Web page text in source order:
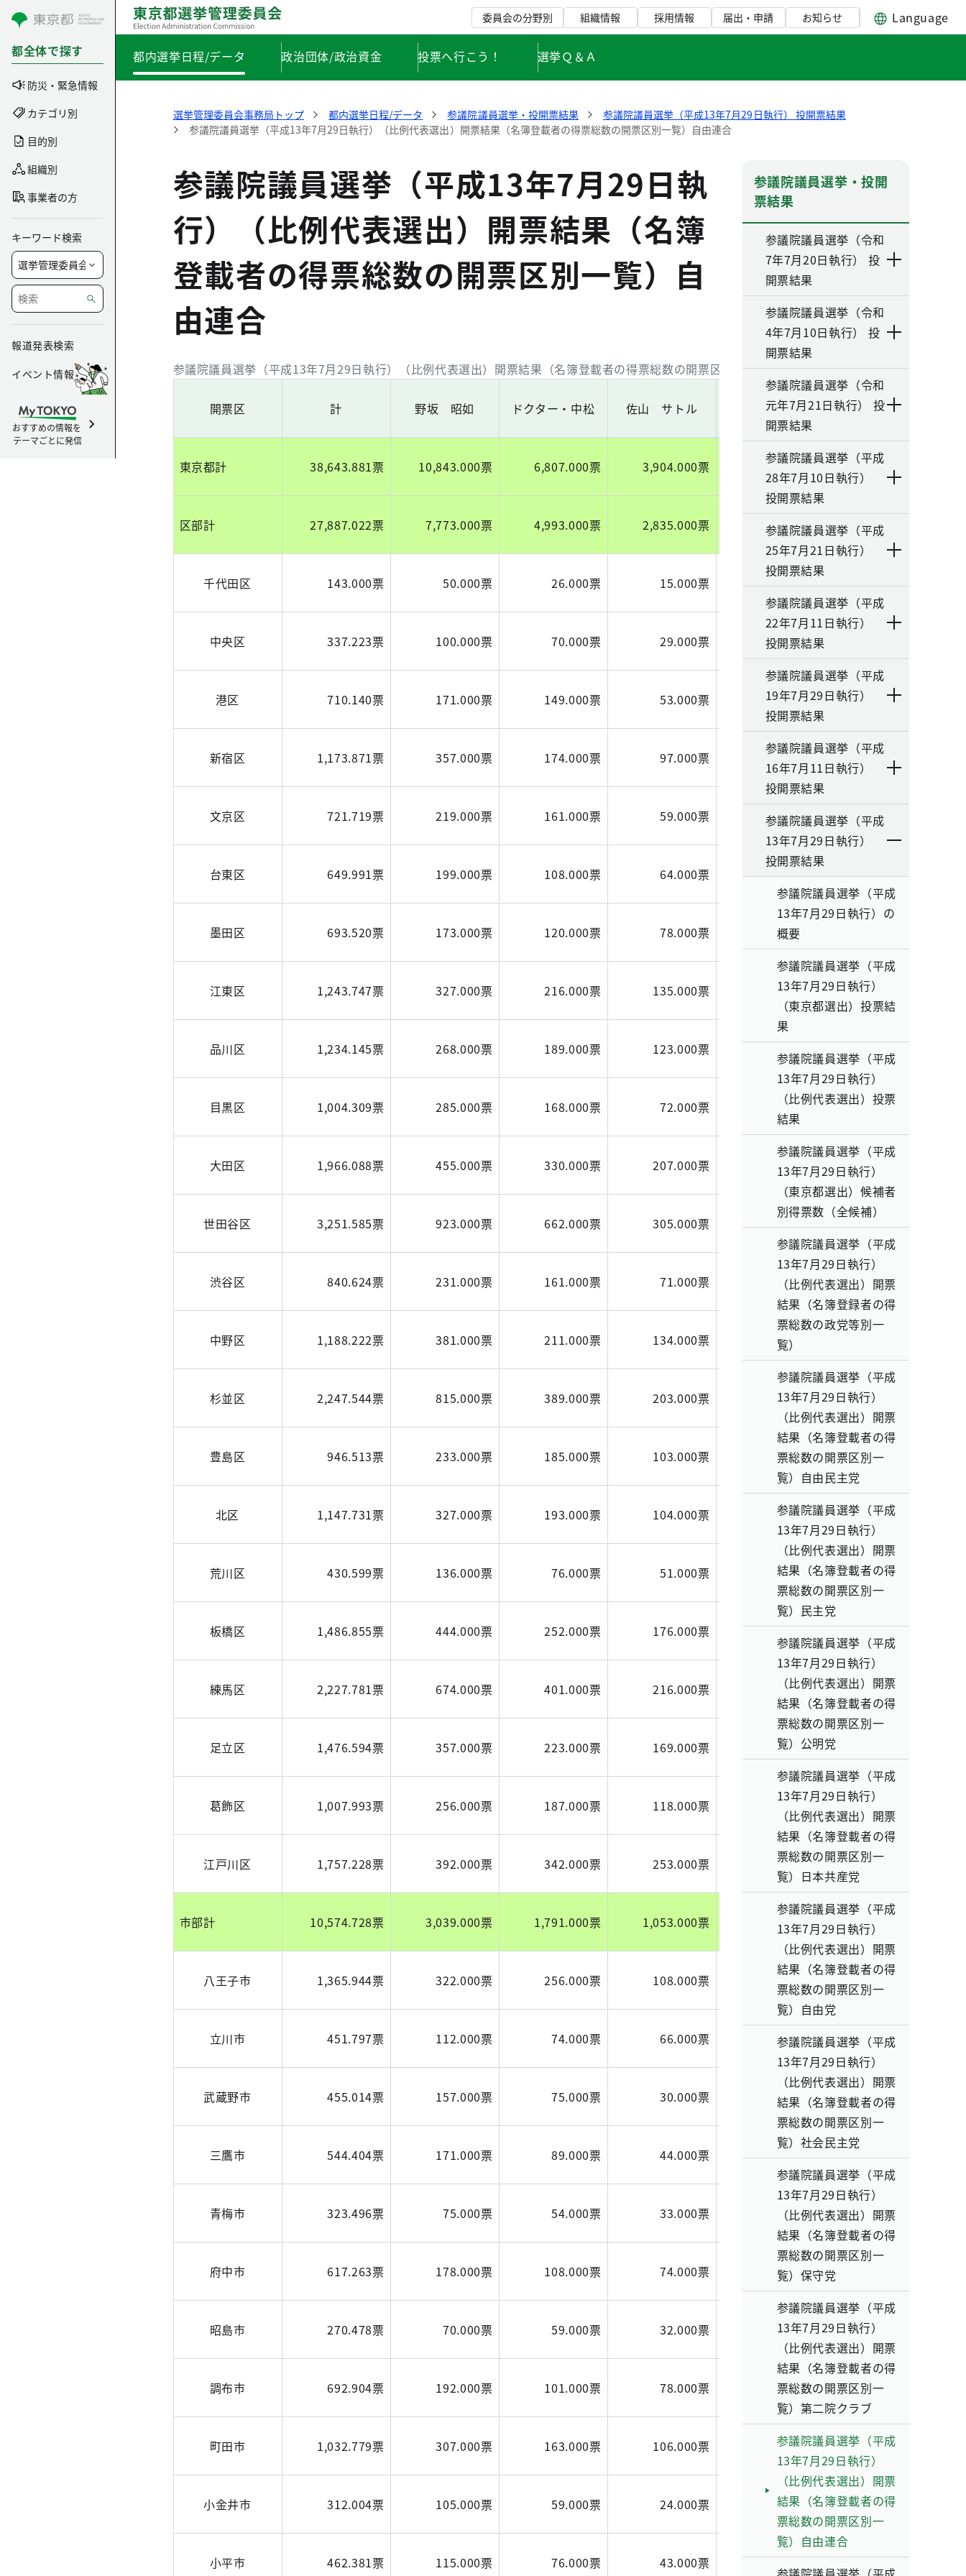
コンテンツにスキップ
都全体で探す
防災・緊急情報
カテゴリ別
目的別
組織別
事業者の方
キーワード検索
報道発表検索
イベント情報
おすすめの情報を
テーマごとに発信
委員会の分野別 組織情報 採用情報 届出・申請 お知らせ Language
都内選挙日程/データ 政治団体/政治資金 投票へ行こう！ 選挙Ｑ＆Ａ
選挙管理委員会事務局トップ 都内選挙日程/データ 参議院議員選挙・投開票結果
参議院議員選挙（平成13年7月29日執行） 投開票結果
参議院議員選挙（平成13年7月29日執行）（比例代表選出）開票結果（名簿登載者の得票総数の開票区別一覧）自由連合
参議院議員選挙（平成13年7月29日執
行）（比例代表選出）開票結果（名簿
登載者の得票総数の開票区別一覧）自
由連合
参議院議員選挙（平成13年7月29日執行）（比例代表選出）開票結果（名簿登載者の得票総数の開票区別一覧）自由連合一覧
開票区 計 野坂 昭如 ドクター・中松 佐山 サトル 石井 一二 嵐
東京都計 38,643.881票 10,843.000票 6,807.000票 3,904.000票 2,408.684票 1,332.000票
区部計 27,887.022票 7,773.000票 4,993.000票 2,835.000票 1,703.823票 969.000票
千代田区 143.000票 50.000票 26.000票 15.000票 12.000票 2.000票
中央区 337.223票 100.000票 70.000票 29.000票 19.703票
港区 710.140票 171.000票 149.000票 53.000票 33.000票 21.000票
新宿区 1,173.871票 357.000票 174.000票 97.000票 43.380票 30.000票
文京区 721.719票 219.000票 161.000票 59.000票 35.514票 13.000票
台東区 649.991票 199.000票 108.000票 64.000票 49.531票 17.000票
墨田区 693.520票 173.000票 120.000票 78.000票 67.883票
江東区 1,243.747票 327.000票 216.000票 135.000票 92.203票
品川区 1,234.145票 268.000票 189.000票 123.000票 59.380票 46.000票
目黒区 1,004.309票 285.000票 168.000票 72.000票 46.928票 23.000票
大田区 1,966.088票 455.000票 330.000票 207.000票 159.572票
世田谷区 3,251.585票 923.000票 662.000票 305.000票 171.416票 109.000票
渋谷区 840.624票 231.000票 161.000票 71.000票 39.684票 20.000票
中野区 1,188.222票 381.000票 211.000票 134.000票 45.742票
杉並区 2,247.544票 815.000票 389.000票 203.000票 71.123票
豊島区 946.513票 233.000票 185.000票 103.000票 53.125票 29.000票
北区 1,147.731票 327.000票 193.000票 104.000票 78.159票 36.000票
荒川区 430.599票 136.000票 76.000票 51.000票 25.090票 14.000票
板橋区 1,486.855票 444.000票 252.000票 176.000票 106.027票 53.000票
練馬区 2,227.781票 674.000票 401.000票 216.000票 101.965票 83.000票
足立区 1,476.594票 357.000票 223.000票 169.000票 145.296票
葛飾区 1,007.993票 256.000票 187.000票 118.000票 92.000票
江戸川区 1,757.228票 392.000票 342.000票 253.000票 155.102票
市部計 10,574.728票 3,039.000票 1,791.000票 1,053.000票 687.861票 357.000票
八王子市 1,365.944票 322.000票 256.000票 108.000票 103.764票 47.000票
立川市 451.797票 112.000票 74.000票 66.000票 31.132票 21.000票
武蔵野市 455.014票 157.000票 75.000票 30.000票 18.666票 16.000票
三鷹市 544.404票 171.000票 89.000票 44.000票 26.000票 19.000票
青梅市 323.496票 75.000票 54.000票 33.000票 26.219票 13.000票
府中市 617.263票 178.000票 108.000票 74.000票 31.034票
昭島市 270.478票 70.000票 59.000票 32.000票 20.583票
調布市 692.904票 192.000票 101.000票 78.000票 39.753票 21.000票
町田市 1,032.779票 307.000票 163.000票 106.000票 71.228票 35.000票
小金井市 312.004票 105.000票 59.000票 24.000票 14.000票 7.000票
小平市 462.381票 115.000票 76.000票 43.000票 39.809票 17.000票
参議院議員選挙・投開
票結果
参議院議員選挙（令和
7年7月20日執行） 投
開票結果
参議院議員選挙（令和
4年7月10日執行） 投
開票結果
参議院議員選挙（令和
元年7月21日執行） 投
開票結果
参議院議員選挙（平成
28年7月10日執行）
投開票結果
参議院議員選挙（平成
25年7月21日執行）
投開票結果
参議院議員選挙（平成
22年7月11日執行）
投開票結果
参議院議員選挙（平成
19年7月29日執行）
投開票結果
参議院議員選挙（平成
16年7月11日執行）
投開票結果
参議院議員選挙（平成
13年7月29日執行）
投開票結果
参議院議員選挙（平成
13年7月29日執行）の
概要
参議院議員選挙（平成
13年7月29日執行）
（東京都選出）投票結
果
参議院議員選挙（平成
13年7月29日執行）
（比例代表選出）投票
結果
参議院議員選挙（平成
13年7月29日執行）
（東京都選出）候補者
別得票数（全候補）
参議院議員選挙（平成
13年7月29日執行）
（比例代表選出）開票
結果（名簿登録者の得
票総数の政党等別一
覧）
参議院議員選挙（平成
13年7月29日執行）
（比例代表選出）開票
結果（名簿登載者の得
票総数の開票区別一
覧）自由民主党
参議院議員選挙（平成
13年7月29日執行）
（比例代表選出）開票
結果（名簿登載者の得
票総数の開票区別一
覧）民主党
参議院議員選挙（平成
13年7月29日執行）
（比例代表選出）開票
結果（名簿登載者の得
票総数の開票区別一
覧）公明党
参議院議員選挙（平成
13年7月29日執行）
（比例代表選出）開票
結果（名簿登載者の得
票総数の開票区別一
覧）日本共産党
参議院議員選挙（平成
13年7月29日執行）
（比例代表選出）開票
結果（名簿登載者の得
票総数の開票区別一
覧）自由党
参議院議員選挙（平成
13年7月29日執行）
（比例代表選出）開票
結果（名簿登載者の得
票総数の開票区別一
覧）社会民主党
参議院議員選挙（平成
13年7月29日執行）
（比例代表選出）開票
結果（名簿登載者の得
票総数の開票区別一
覧）保守党
参議院議員選挙（平成
13年7月29日執行）
（比例代表選出）開票
結果（名簿登載者の得
票総数の開票区別一
覧）第二院クラブ
参議院議員選挙（平成
13年7月29日執行）
（比例代表選出）開票
結果（名簿登載者の得
票総数の開票区別一
覧）自由連合